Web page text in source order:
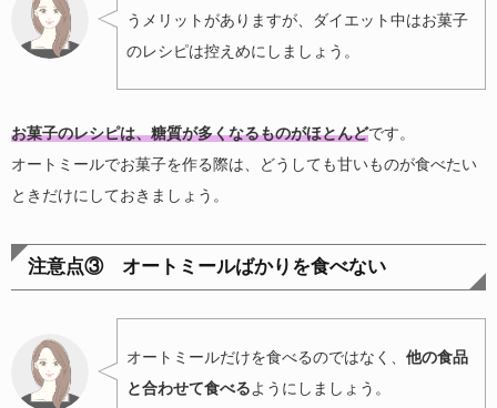
うメリットがありますが、ダイエット中はお菓子
のレシピは控えめにしましょう。
お菓子のレシピは、糖質が多くなるものがほとんどです。
オートミールでお菓子を作る際は、どうしても甘いものが食べたい
ときだけにしておきましょう。
注意点③ オートミールばかりを食べない
オートミールだけを食べるのではなく、 他の食品
と合わせて食べるようにしましょう。